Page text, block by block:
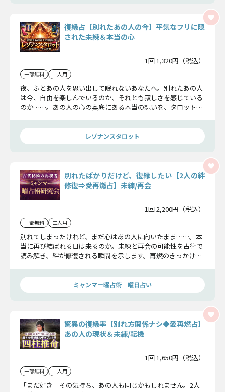
復縁占【別れたあの人の今】平気なフリに隠
された未練＆本当の心
1回 1,320円（税込）
一部無料 二人用
夜、ふとあの人を思い出して眠れないあなたへ。別れたあの人
は今、自由を楽しんでいるのか、それとも寂しさを感じている
のか……。あの人の心の奥底にある本当の想いを、タロットで
レゾナンスタロット
別れたばかりだけど、復縁したい【2人の絆
修復⇒愛再燃占】未練/再会
1回 2,200円（税込）
一部無料 二人用
別れてしまったけれど、まだ心はあの人に向いたまま……。本
当に再び結ばれる日は来るのか。未練と再会の可能性を占術で
読み解き、絆が修復される瞬間を示します。再燃のきっかけや
ミャンマー曜占術│曜日占い
驚異の復縁率【別れ方関係ナシ◆愛再燃占】
あの人の現状＆未練/転機
1回 1,650円（税込）
一部無料 二人用
「まだ好き」その気持ち、あの人も同じかもしれません。2人